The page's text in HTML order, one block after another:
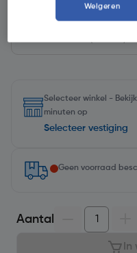
Selecteer winkel -
minuten op
Selecteer vestiging
Geen voorraad
Aantal
Weigeren